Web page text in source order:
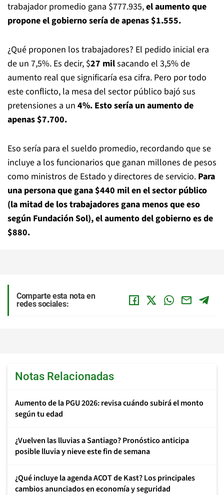
trabajador promedio gana $777.935,el aumento que
propone el gobierno sería de apenas $1.555.
¿Qué proponen los trabajadores? El pedido inicial era
de un 7,5%. Es decir, $27 milsacando el 3,5% de
aumento real que significaría esa cifra. Pero por todo
este conflicto, la mesa del sector público bajó sus
pretensiones a un 4%. Esto sería un aumento de
apenas $7.700.
Eso sería para el sueldo promedio, recordando que se
incluye a los funcionarios que ganan millones de pesos
como ministros de Estado y directores de servicio. Para
una persona que gana $440 mil en el sector público
(la mitad de los trabajadores gana menos que eso
según Fundación Sol), el aumento del gobierno es de
$880.
Comparte esta nota en
redes sociales:
Notas Relacionadas
Aumento de la PGU 2026: revisa cuándo subirá el monto
según tu edad
¿Vuelven las lluvias a Santiago? Pronóstico anticipa
posible lluvia y nieve este fin de semana
¿Qué incluye la agenda ACOT de Kast? Los principales
cambios anunciados en economía y seguridad